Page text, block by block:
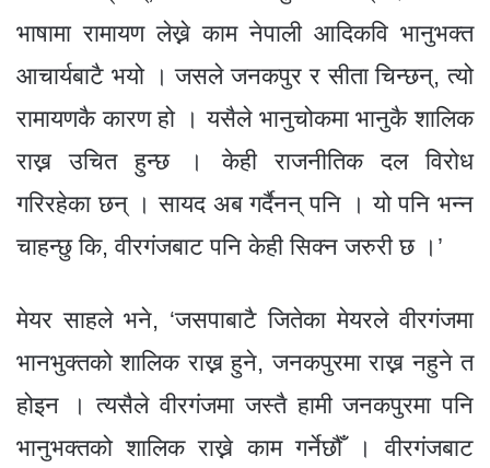
भाषामा रामायण लेख्ने काम नेपाली आदिकवि भानुभक्त
आचार्यबाटै भयो । जसले जनकपुर र सीता चिन्छन्, त्यो
रामायणकै कारण हो । यसैले भानुचोकमा भानुकै शालिक
राख्न उचित हुन्छ । केही राजनीतिक दल विरोध
गरिरहेका छन् । सायद अब गर्दैनन् पनि । यो पनि भन्न
चाहन्छु कि, वीरगंजबाट पनि केही सिक्न जरुरी छ ।’
मेयर साहले भने, ‘जसपाबाटै जितेका मेयरले वीरगंजमा
भानभुक्तको शालिक राख्न हुने, जनकपुरमा राख्न नहुने त
होइन । त्यसैले वीरगंजमा जस्तै हामी जनकपुरमा पनि
भानुभक्तको शालिक राख्ने काम गर्नेछौँ । वीरगंजबाट